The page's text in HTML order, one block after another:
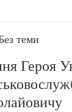
теми
Героя